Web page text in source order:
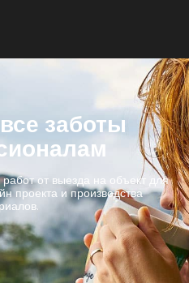
заботы
от выезда на объект для
проекта и производства